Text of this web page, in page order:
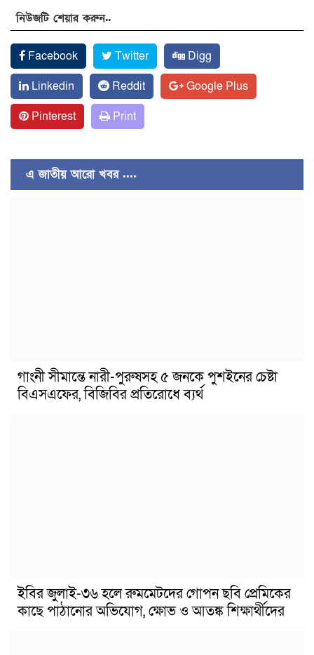
নিউজটি শেয়ার করুন..
Facebook Twitter
Digg
Linkedin
Reddit
Google Plus
Pinterest
Print
এ জাতীয় আরো খবর ....
গাংনী সীমান্তে নারী-পুরুষসহ ৫ জনকে পুশইনের চেষ্টা
বিএসএফের, বিজিবির প্রতিরোধে ব্যর্থ
ইবির জুলাই-৩৬ হলে রুমমেটদের গোপন ছবি প্রেমিকের
কাছে পাঠানোর অভিযোগ, ক্ষোভ ও আতঙ্ক শিক্ষার্থীদের